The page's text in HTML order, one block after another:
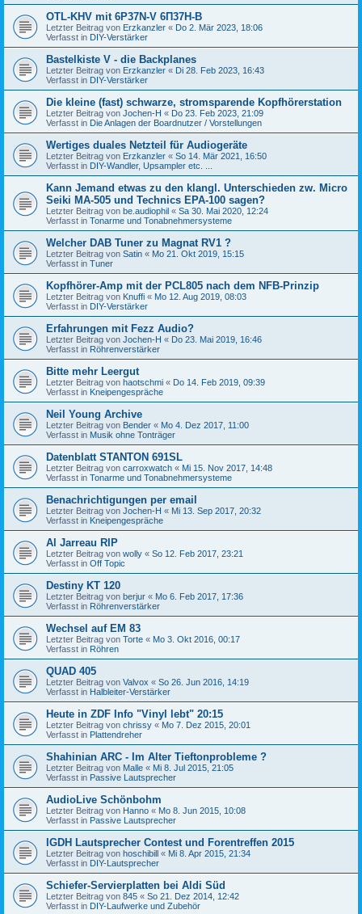
OTL-KHV mit 6P37N-V 6П37Н-В
Letzter Beitrag von Erzkanzler « Do 2. Mär 2023, 18:06
Verfasst in DIY-Verstärker
Bastelkiste V - die Backplanes
Letzter Beitrag von Erzkanzler « Di 28. Feb 2023, 16:43
Verfasst in DIY-Verstärker
Die kleine (fast) schwarze, stromsparende Kopfhörerstation
Letzter Beitrag von Jochen-H « Do 23. Feb 2023, 21:09
Verfasst in Die Anlagen der Boardnutzer / Vorstellungen
Wertiges duales Netzteil für Audiogeräte
Letzter Beitrag von Erzkanzler « So 14. Mär 2021, 16:50
Verfasst in DIY-Wandler, Upsampler etc. ...
Kann Jemand etwas zu den klangl. Unterschieden zw. Micro
Seiki MA-505 und Technics EPA-100 sagen?
Letzter Beitrag von be.audiophil « Sa 30. Mai 2020, 12:24
Verfasst in Tonarme und Tonabnehmersysteme
Welcher DAB Tuner zu Magnat RV1 ?
Letzter Beitrag von Satin « Mo 21. Okt 2019, 15:15
Verfasst in Tuner
Kopfhörer-Amp mit der PCL805 nach dem NFB-Prinzip
Letzter Beitrag von Knuffi « Mo 12. Aug 2019, 08:03
Verfasst in DIY-Verstärker
Erfahrungen mit Fezz Audio?
Letzter Beitrag von Jochen-H « Do 23. Mai 2019, 16:46
Verfasst in Röhrenverstärker
Bitte mehr Leergut
Letzter Beitrag von haotschmi « Do 14. Feb 2019, 09:39
Verfasst in Kneipengespräche
Neil Young Archive
Letzter Beitrag von Bender « Mo 4. Dez 2017, 11:00
Verfasst in Musik ohne Tonträger
Datenblatt STANTON 691SL
Letzter Beitrag von carroxwatch « Mi 15. Nov 2017, 14:48
Verfasst in Tonarme und Tonabnehmersysteme
Benachrichtigungen per email
Letzter Beitrag von Jochen-H « Mi 13. Sep 2017, 20:32
Verfasst in Kneipengespräche
Al Jarreau RIP
Letzter Beitrag von wolly « So 12. Feb 2017, 23:21
Verfasst in Off Topic
Destiny KT 120
Letzter Beitrag von berjur « Mo 6. Feb 2017, 17:36
Verfasst in Röhrenverstärker
Wechsel auf EM 83
Letzter Beitrag von Torte « Mo 3. Okt 2016, 00:17
Verfasst in Röhren
QUAD 405
Letzter Beitrag von Valvox « So 26. Jun 2016, 14:19
Verfasst in Halbleiter-Verstärker
Heute in ZDF Info "Vinyl lebt" 20:15
Letzter Beitrag von chrissy « Mo 7. Dez 2015, 20:01
Verfasst in Plattendreher
Shahinian ARC - Im Alter Tieftonprobleme ?
Letzter Beitrag von Malle « Mi 8. Jul 2015, 21:05
Verfasst in Passive Lautsprecher
AudioLive Schönbohm
Letzter Beitrag von Hanno « Mo 8. Jun 2015, 10:08
Verfasst in Passive Lautsprecher
IGDH Lautsprecher Contest und Forentreffen 2015
Letzter Beitrag von hoschibill « Mi 8. Apr 2015, 21:34
Verfasst in DIY-Lautsprecher
Schiefer-Servierplatten bei Aldi Süd
Letzter Beitrag von 845 « So 21. Dez 2014, 12:42
Verfasst in DIY-Laufwerke und Zubehör